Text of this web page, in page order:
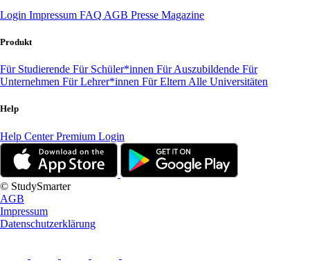
Login Impressum FAQ AGB Presse Magazine
Produkt
Für Studierende Für Schüler*innen Für Auszubildende Für
Unternehmen Für Lehrer*innen Für Eltern Alle Universitäten
Help
Help CenterPremium Login
© StudySmarter
AGB
Impressum
Datenschutzerklärung